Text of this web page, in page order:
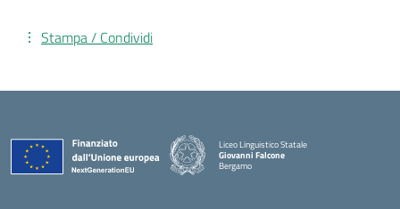
Stampa / Condividi
Liceo Linguistico Statale
Giovanni Falcone
Bergamo
— Visita la pagina iniziale della scuola